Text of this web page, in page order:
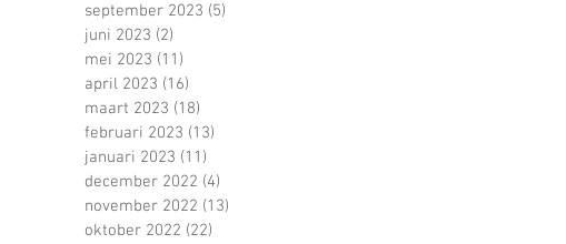
september 2023 (5)
juni 2023 (2)
mei 2023 (11)
april 2023 (16)
maart 2023 (18)
februari 2023 (13)
januari 2023 (11)
december 2022 (4)
november 2022 (13)
oktober 2022 (22)